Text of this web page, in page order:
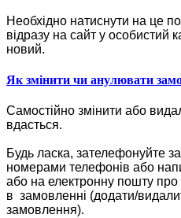
Необхідно натиснути на це
відразу на сайт у особистий
новий.
Як змінити чи анулювати
Самостійно змінити або
вдасться.
Будь ласка, зателефонуйте
номерами телефонів або
або на електронну пошту
в замовленні (додати/
замовлення).